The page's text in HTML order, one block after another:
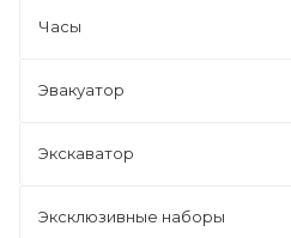
Часы
Эвакуатор
Экскаватор
Эксклюзивные наборы